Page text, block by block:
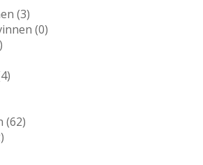
(3)
(0)
(62)